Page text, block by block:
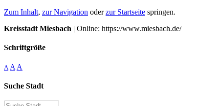
Zum Inhalt, zur Navigation oderzur Startseite springen.
Kreisstadt Miesbach | Online: https://www.miesbach.de/
Schriftgröße
A A A
Suche Stadt